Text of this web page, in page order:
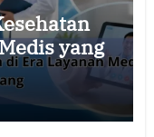
yang